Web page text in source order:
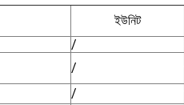
ইউনিট
/
/
/